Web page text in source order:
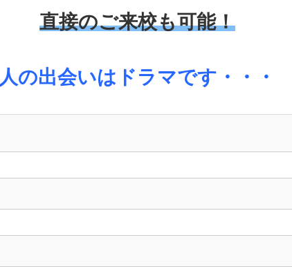
直接のご来校も可能！
人の出会いはドラマです・・・